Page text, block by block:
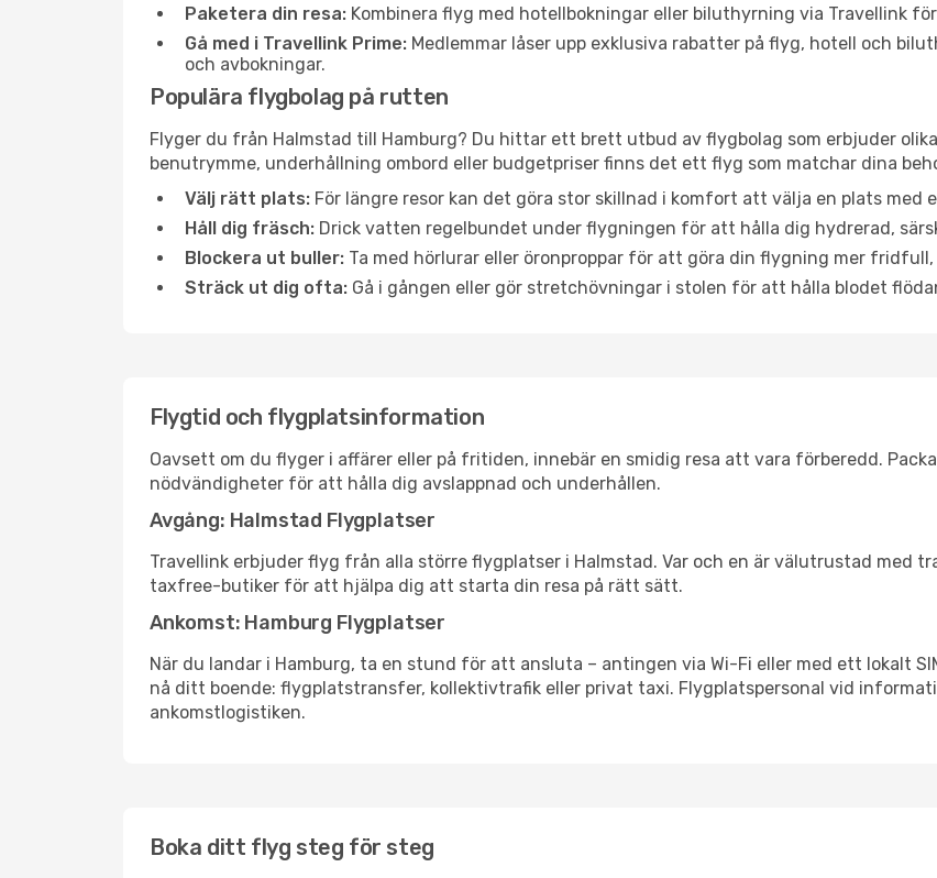
Paketera din resa: Kombinera flyg med hotellbokningar eller biluthyrning via Travellink
Gå med i Travellink Prime: Medlemmar låser upp exklusiva rabatter på flyg, hotell och
och avbokningar.
Populära flygbolag på rutten
Flyger du från Halmstad till Hamburg? Du hittar ett brett utbud av flygbolag som erbjuder
benutrymme, underhållning ombord eller budgetpriser finns det ett flyg som matchar dina
Välj rätt plats: För längre resor kan det göra stor skillnad i komfort att välja en plats med
Håll dig fräsch: Drick vatten regelbundet under flygningen för att hålla dig hydrerad,
Blockera ut buller: Ta med hörlurar eller öronproppar för att göra din flygning mer
Sträck ut dig ofta: Gå i gången eller gör stretchövningar i stolen för att hålla blodet
Flygtid och flygplatsinformation
Oavsett om du flyger i affärer eller på fritiden, innebär en smidig resa att vara förberedd.
nödvändigheter för att hålla dig avslappnad och underhållen.
Avgång: Halmstad Flygplatser
Travellink erbjuder flyg från alla större flygplatser i Halmstad. Var och en är välutrustad med
taxfree-butiker för att hjälpa dig att starta din resa på rätt sätt.
Ankomst: Hamburg Flygplatser
När du landar i Hamburg, ta en stund för att ansluta – antingen via Wi-Fi eller med ett lokalt
nå ditt boende: flygplatstransfer, kollektivtrafik eller privat taxi. Flygplatspersonal vid
ankomstlogistiken.
Boka ditt flyg steg för steg